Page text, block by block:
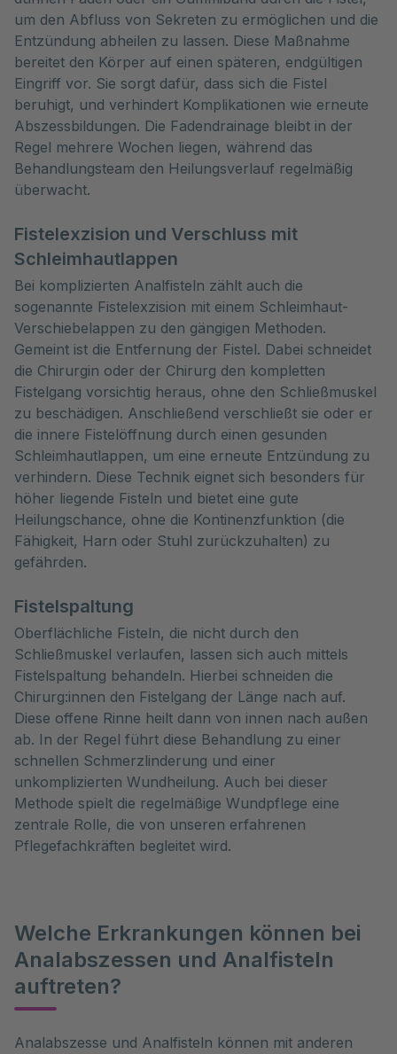
um den Abfluss von Sekreten zu ermöglichen und die
Entzündung abheilen zu lassen. Diese Maßnahme
bereitet den Körper auf einen späteren, endgültigen
Eingriff vor. Sie sorgt dafür, dass sich die Fistel
beruhigt, und verhindert Komplikationen wie erneute
Abszessbildungen. Die Fadendrainage bleibt in der
Regel mehrere Wochen liegen, während das
Behandlungsteam den Heilungsverlauf regelmäßig
überwacht.
Fistelexzision und Verschluss mit
Schleimhautlappen
Bei komplizierten Analfisteln zählt auch die
sogenannte Fistelexzision mit einem Schleimhaut-
Verschiebelappen zu den gängigen Methoden.
Gemeint ist die Entfernung der Fistel. Dabei schneidet
die Chirurgin oder der Chirurg den kompletten
Fistelgang vorsichtig heraus, ohne den Schließmuskel
zu beschädigen. Anschließend verschließt sie oder er
die innere Fistelöffnung durch einen gesunden
Schleimhautlappen, um eine erneute Entzündung zu
verhindern. Diese Technik eignet sich besonders für
höher liegende Fisteln und bietet eine gute
Heilungschance, ohne die Kontinenzfunktion (die
Fähigkeit, Harn oder Stuhl zurückzuhalten) zu
gefährden.
Fistelspaltung
Oberflächliche Fisteln, die nicht durch den
Schließmuskel verlaufen, lassen sich auch mittels
Fistelspaltung behandeln. Hierbei schneiden die
Chirurg:innen den Fistelgang der Länge nach auf.
Diese offene Rinne heilt dann von innen nach außen
ab. In der Regel führt diese Behandlung zu einer
schnellen Schmerzlinderung und einer
unkomplizierten Wundheilung. Auch bei dieser
Methode spielt die regelmäßige Wundpflege eine
zentrale Rolle, die von unseren erfahrenen
Pflegefachkräften begleitet wird.
Welche Erkrankungen können bei
Analabszessen und Analfisteln
auftreten?
Analabszesse und Analfisteln können mit anderen